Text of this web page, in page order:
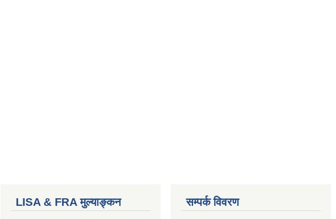
LISA & FRA मुल्याङ्कन सम्पर्क विवरण